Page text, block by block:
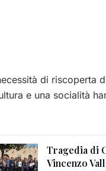
di riscoperta
e una socialità
Tragedia di
Vincenzo